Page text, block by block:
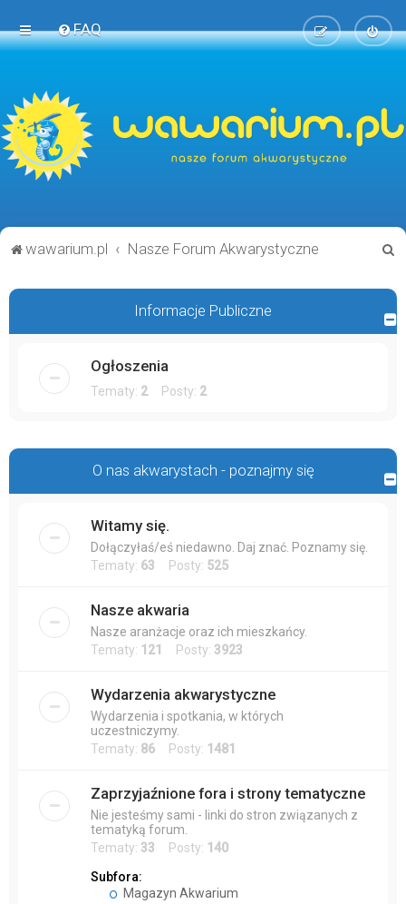
FAQ
wawarium.pl Nasze Forum Akwarystyczne
u
k
Informacje Publiczne
Ogłoszenia
Tematy: 2Posty: 2
O nas akwarystach - poznajmy się
Witamy się.
Dołączyłaś/eś niedawno. Daj znać. Poznamy się.
Tematy: 63 Posty: 525
Nasze akwaria
Nasze aranżacje oraz ich mieszkańcy.
Tematy: 121 Posty: 3923
Wydarzenia akwarystyczne
Wydarzenia i spotkania, w których
uczestniczymy.
Tematy: 86 Posty: 1481
Zaprzyjaźnione fora i strony tematyczne
Nie jesteśmy sami - linki do stron związanych z
tematyką forum.
Tematy: 33 Posty: 140
Subfora:
Magazyn Akwarium